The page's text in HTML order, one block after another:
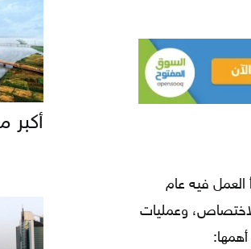
فيه عام
الاختصاص، وعمليات
أكبر